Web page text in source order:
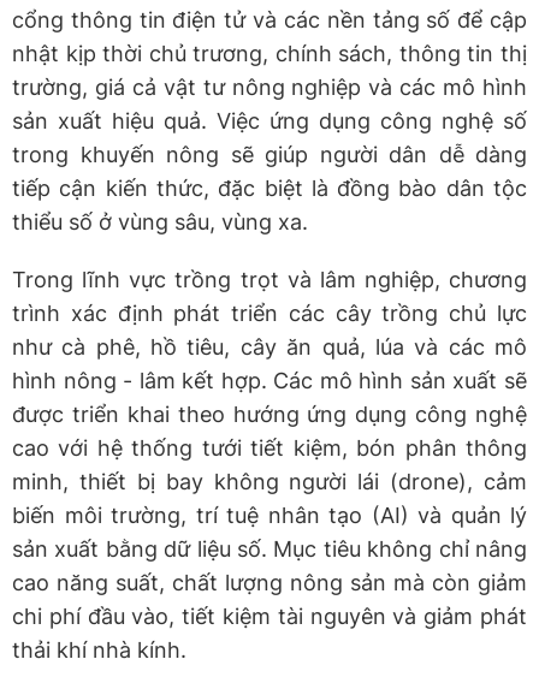
cổng thông tin điện tử và các nền tảng số để cập
nhật kịp thời chủ trương, chính sách, thông tin thị
trường, giá cả vật tư nông nghiệp và các mô hình
sản xuất hiệu quả. Việc ứng dụng công nghệ số
trong khuyến nông sẽ giúp người dân dễ dàng
tiếp cận kiến thức, đặc biệt là đồng bào dân tộc
thiểu số ở vùng sâu, vùng xa.
Trong lĩnh vực trồng trọt và lâm nghiệp, chương
trình xác định phát triển các cây trồng chủ lực
như cà phê, hồ tiêu, cây ăn quả, lúa và các mô
hình nông - lâm kết hợp. Các mô hình sản xuất sẽ
được triển khai theo hướng ứng dụng công nghệ
cao với hệ thống tưới tiết kiệm, bón phân thông
minh, thiết bị bay không người lái (drone), cảm
biến môi trường, trí tuệ nhân tạo (AI) và quản lý
sản xuất bằng dữ liệu số. Mục tiêu không chỉ nâng
cao năng suất, chất lượng nông sản mà còn giảm
chi phí đầu vào, tiết kiệm tài nguyên và giảm phát
thải khí nhà kính.